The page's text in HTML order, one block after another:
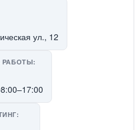
ул., 12
РАБОТЫ: